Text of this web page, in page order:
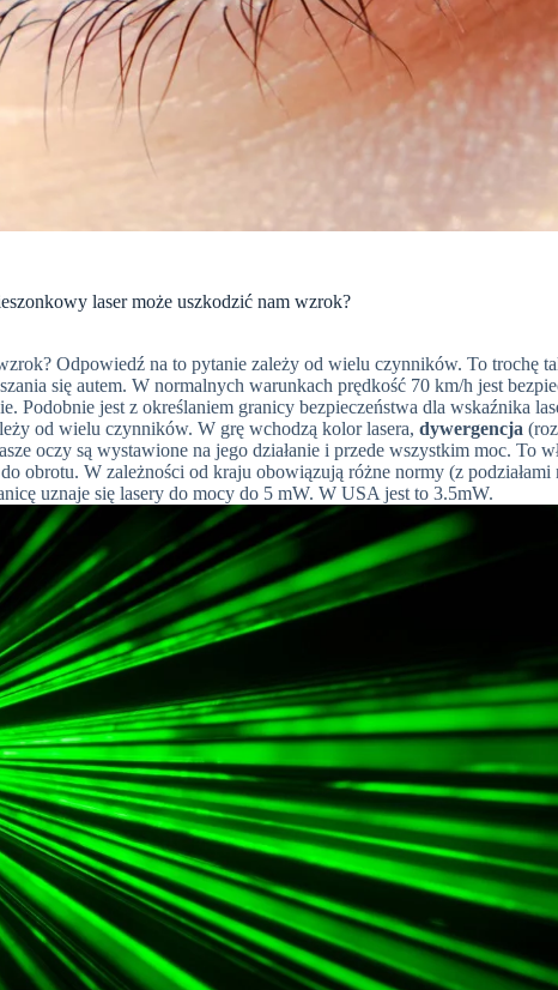
laser może uszkodzić nam wzrok?
Odpowiedź na to pytanie zależy od wielu czynników. To trochę
się autem. W normalnych warunkach prędkość 70 km/h jest
Podobnie jest z określaniem granicy bezpieczeństwa dla wskaźnika
od wielu czynników. W grę wchodzą kolor lasera, dywergencja
oczy są wystawione na jego działanie i przede wszystkim moc. To
obrotu. W zależności od kraju obowiązują różne normy (z podziałami
uznaje się lasery do mocy do 5 mW. W USA jest to 3.5mW.